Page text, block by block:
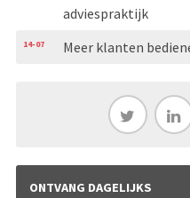
adviespraktijk
14-07 Meer klanten
ONTVANG DAGELIJKS